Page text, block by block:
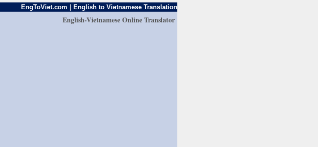
EngToViet.com | English to Vietnamese Translation
English-Vietnamese Online Translator